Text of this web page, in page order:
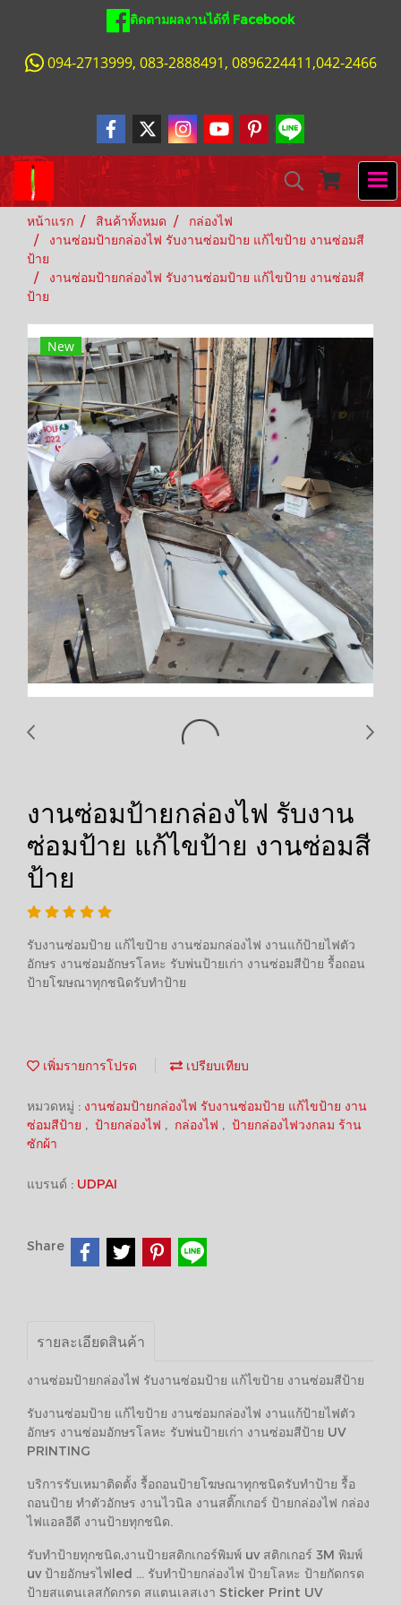
ติดตามผลงานได้ที่ Facebook
094-2713999, 083-2888491, 0896224411,042-2466
หน้าแรก สินค้าทั้งหมด
กล่องไฟ
งานซ่อมป้ายกล่องไฟ รับงานซ่อมป้าย แก้ไขป้าย งานซ่อมสี
ป้าย
งานซ่อมป้ายกล่องไฟ รับงานซ่อมป้าย แก้ไขป้าย งานซ่อมสี
ป้าย
New
งานซ่อมป้ายกล่องไฟ รับงาน
ซ่อมป้าย แก้ไขป้าย งานซ่อมสี
ป้าย
รับงานซ่อมป้าย แก้ไขป้าย งานซ่อมกล่องไฟ งานแก้ป้ายไฟตัว
อักษร งานซ่อมอักษรโลหะ รับพ่นป้ายเก่า งานซ่อมสีป้าย รื้อถอน
ป้ายโฆษณาทุกชนิดรับทำป้าย
เพิ่มรายการโปรด เปรียบเทียบ
หมวดหมู่ : งานซ่อมป้ายกล่องไฟ รับงานซ่อมป้าย แก้ไขป้าย งาน
ซ่อมสีป้าย , ป้ายกล่องไฟ , กล่องไฟ , ป้ายกล่องไฟวงกลม ร้าน
ซักผ้า
แบรนด์ : UDPAI
Share
รายละเอียดสินค้า
งานซ่อมป้ายกล่องไฟ รับงานซ่อมป้าย แก้ไขป้าย งานซ่อมสีป้าย
รับงานซ่อมป้าย แก้ไขป้าย งานซ่อมกล่องไฟ งานแก้ป้ายไฟตัว
อักษร งานซ่อมอักษรโลหะ รับพ่นป้ายเก่า งานซ่อมสีป้าย UV
PRINTING
บริการรับเหมาติดตั้ง รื้อถอนป้ายโฆษณาทุกชนิดรับทำป้าย รื้อ
ถอนป้าย ทำตัวอักษร งานไวนิล งานสติ๊กเกอร์ ป้ายกล่องไฟ กล่อง
ไฟแอลอีดี งานป้ายทุกชนิด.
รับทำป้ายทุกชนิด,งานป้ายสติกเกอร์พิมพ์ uv สติกเกอร์ 3M พิมพ์
uv ป้ายอักษรไฟled ... รับทำป้ายกล่องไฟ ป้ายโลหะ ป้ายกัดกรด
ป้ายสแตนเลสกัดกรด สแตนเลสเงา Sticker Print UV